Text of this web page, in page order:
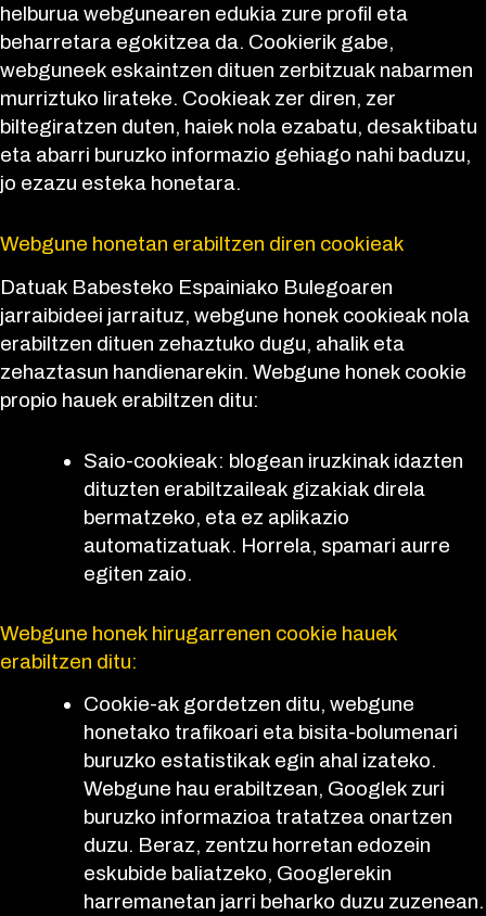
helburua webgunearen edukia zure profil eta
beharretara egokitzea da. Cookierik gabe,
webguneek eskaintzen dituen zerbitzuak nabarmen
murriztuko lirateke. Cookieak zer diren, zer
biltegiratzen duten, haiek nola ezabatu, desaktibatu
eta abarri buruzko informazio gehiago nahi baduzu,
jo ezazu esteka honetara.
Webgune honetan erabiltzen diren cookieak
Datuak Babesteko Espainiako Bulegoaren
jarraibideei jarraituz, webgune honek cookieak nola
erabiltzen dituen zehaztuko dugu, ahalik eta
zehaztasun handienarekin. Webgune honek cookie
propio hauek erabiltzen ditu:
Saio-cookieak: blogean iruzkinak idazten
dituzten erabiltzaileak gizakiak direla
bermatzeko, eta ez aplikazio
automatizatuak. Horrela, spamari aurre
egiten zaio.
Webgune honek hirugarrenen cookie hauek
erabiltzen ditu:
Cookie-ak gordetzen ditu, webgune
honetako trafikoari eta bisita-bolumenari
buruzko estatistikak egin ahal izateko.
Webgune hau erabiltzean, Googlek zuri
buruzko informazioa tratatzea onartzen
duzu. Beraz, zentzu horretan edozein
eskubide baliatzeko, Googlerekin
harremanetan jarri beharko duzu zuzenean.